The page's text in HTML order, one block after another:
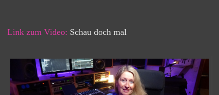
Link zum Video: Schau doch mal